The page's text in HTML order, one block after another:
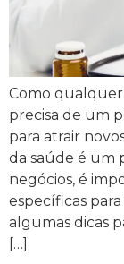
Como
precisa de um
para atrair
da saúde é um
negócios, é
específicas
algumas dicas
[…]